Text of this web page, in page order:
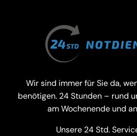
Wir sind immer für Sie da,
benötigen. 24 Stunden – rund
am Wochenende und
Unsere 24 Std.